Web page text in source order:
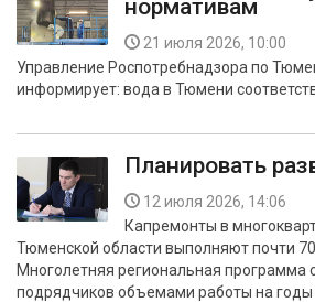
КУЛЬТУРА
БЕЗОПАСНОСТЬ
АРХИВ PDF
нормативам
21 июля 2026, 10:00
Управление Роспотребнадзора по
информирует: вода в Тюмени
Планировать
12 июля 2026, 14:06
Капремонты в
Тюменской области выполняют почти
Многолетняя региональная программа
подрядчиков объемами работы на годы